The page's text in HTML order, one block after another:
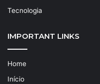
Tecnologia
IMPORTANT LINKS
Home
Início